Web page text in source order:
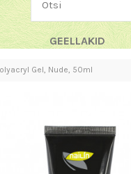
GEELLAKID
Gel, Nude, 50ml